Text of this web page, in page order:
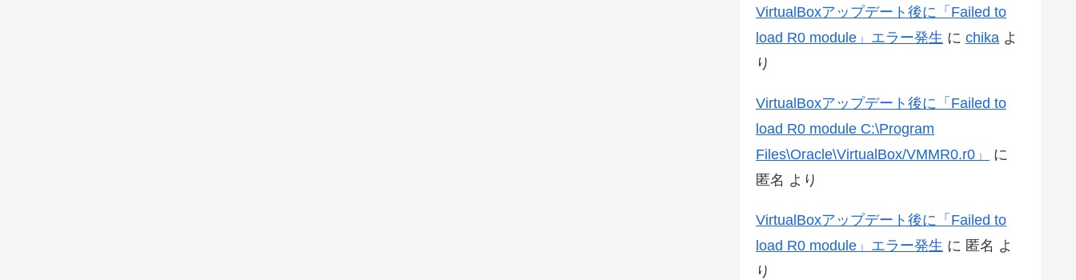
VirtualBoxアップデート後に「Failed to
load R0 module」エラー発生 に chika よ
り
VirtualBoxアップデート後に「Failed to
load R0 module C:\Program
Files\Oracle\VirtualBox/VMMR0.r0」
に
匿名 より
VirtualBoxアップデート後に「Failed to
load R0 module」エラー発生 に 匿名 よ
り